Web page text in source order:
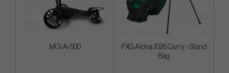
MGI Ai 500
PXG Aloha 2026 Carry - Stand
Bag